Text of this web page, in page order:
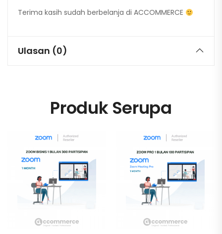
Terima kasih sudah berbelanja di ACCOMMERCE
Ulasan (0)
Produk Serupa